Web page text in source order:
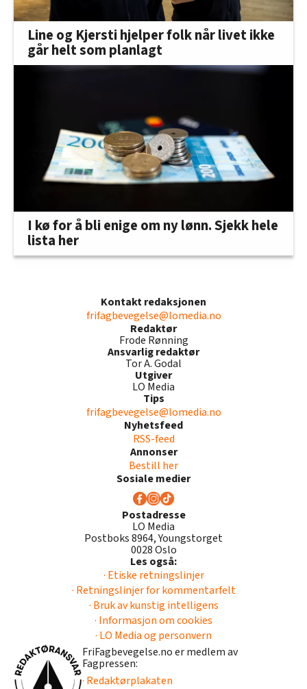
Line og Kjersti hjelper folk når livet ikke
går helt som planlagt
I kø for å bli enige om ny lønn. Sjekk hele
lista her
Kontakt redaksjonen
frifagbevegelse@lomedia.no
Redaktør
Frode Rønning
Ansvarlig redaktør
Tor A. Godal
Utgiver
LO Media
Tips
frifagbevegelse@lomedia.no
Nyhetsfeed
RSS-feed
Annonser
Bestill her
Sosiale medier
Postadresse
LO Media
Postboks 8964, Youngstorget
0028 Oslo
Les også:
· Etiske retningslinjer
· Retningslinjer for kommentarfelt
· Bruk av kunstig intelligens
· Informasjon om cookies
· LO Media og personvern
FriFagbevegelse.no er medlem av
Fagpressen:
· Redaktørplakaten